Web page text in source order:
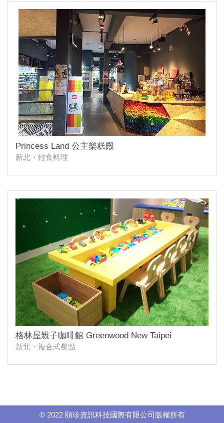
Princess Land 公主樂糕殿
新北・輕食料理
格林屋親子咖啡館 Greenwood New Taipei
新北・複合式餐點
© 2022 頤珍資訊科技國際有限公司版權所有